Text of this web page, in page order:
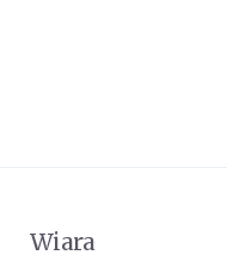
Wiara